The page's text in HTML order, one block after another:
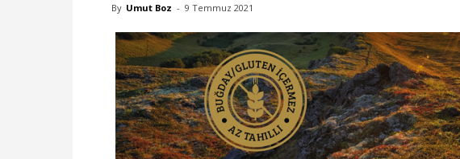
By Umut Boz - 9 Temmuz 2021